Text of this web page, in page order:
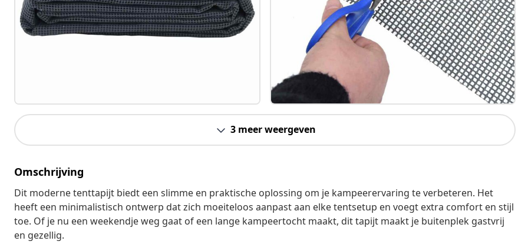
3 meer weergeven
Omschrijving
Dit moderne tenttapijt biedt een slimme en praktische oplossing om je kampeerervaring te verbeteren. Het
heeft een minimalistisch ontwerp dat zich moeiteloos aanpast aan elke tentsetup en voegt extra comfort en stijl
toe. Of je nu een weekendje weg gaat of een lange kampeertocht maakt, dit tapijt maakt je buitenplek gastvrij
en gezellig.